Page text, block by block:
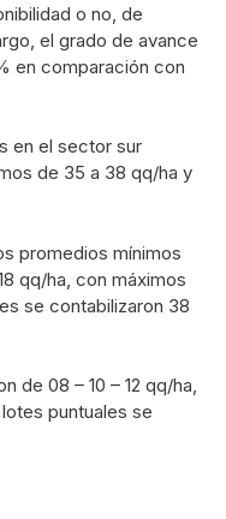
o no, de
el grado de avance
en comparación con
en el sector sur
de 35 a 38 qq/ha y
promedios mínimos
qq/ha, con máximos
se contabilizaron 38
de 08 – 10 – 12 qq/ha,
puntuales se